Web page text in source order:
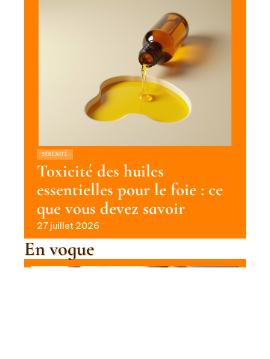
SÉRÉNITÉ
Toxicité des huiles
essentielles pour le foie : ce
que vous devez savoir
27 juillet 2026
En vogue